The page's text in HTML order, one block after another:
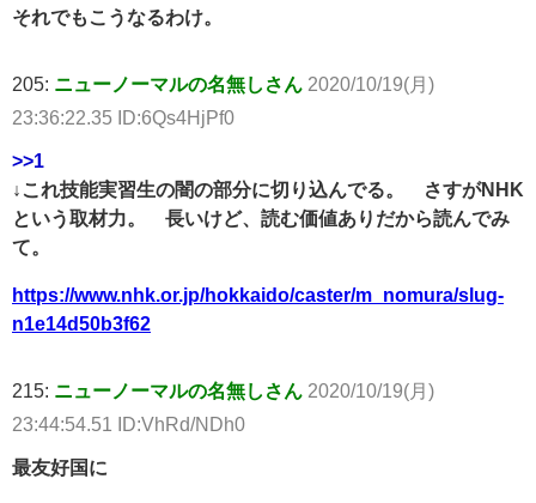
それでもこうなるわけ。
205: ニューノーマルの名無しさん 2020/10/19(月)
23:36:22.35 ID:6Qs4HjPf0
>>1
↓これ技能実習生の闇の部分に切り込んでる。 さすがNHK
という取材力。 長いけど、読む価値ありだから読んでみ
て。
https://www.nhk.or.jp/hokkaido/caster/m_nomura/slug-
n1e14d50b3f62
215: ニューノーマルの名無しさん 2020/10/19(月)
23:44:54.51 ID:VhRd/NDh0
最友好国に